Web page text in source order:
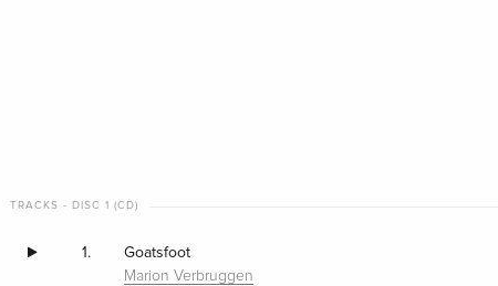
TRACKS - DISC 1 (CD)
1. Goatsfoot
Marion Verbruggen